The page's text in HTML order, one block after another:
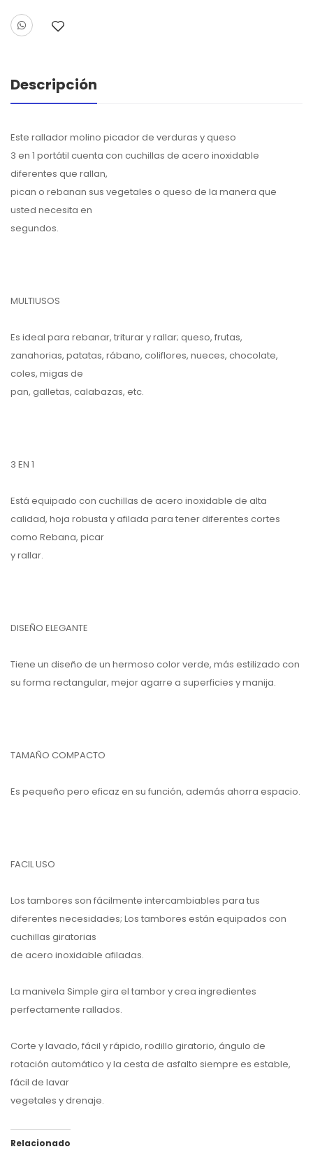
Descripción
Este rallador molino picador de verduras y queso
3 en 1 portátil cuenta con cuchillas de acero inoxidable
diferentes que rallan,
pican o rebanan sus vegetales o queso de la manera que
usted necesita en
segundos.
MULTIUSOS
Es ideal para rebanar, triturar y rallar; queso, frutas,
zanahorias, patatas, rábano, coliflores, nueces, chocolate,
coles, migas de
pan, galletas, calabazas, etc.
3 EN 1
Está equipado con cuchillas de acero inoxidable de alta
calidad, hoja robusta y afilada para tener diferentes cortes
como Rebana, picar
y rallar.
DISEÑO ELEGANTE
Tiene un diseño de un hermoso color verde, más estilizado con
su forma rectangular, mejor agarre a superficies y manija.
TAMAÑO COMPACTO
Es pequeño pero eficaz en su función, además ahorra espacio.
FACIL USO
Los tambores son fácilmente intercambiables para tus
diferentes necesidades; Los tambores están equipados con
cuchillas giratorias
de acero inoxidable afiladas.
La manivela Simple gira el tambor y crea ingredientes
perfectamente rallados.
Corte y lavado, fácil y rápido, rodillo giratorio, ángulo de
rotación automático y la cesta de asfalto siempre es estable,
fácil de lavar
vegetales y drenaje.
Relacionado